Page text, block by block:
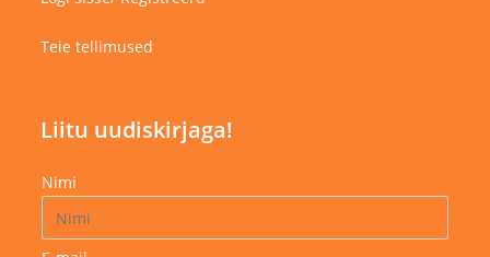
Teie tellimused
Liitu uudiskirjaga!
Nimi